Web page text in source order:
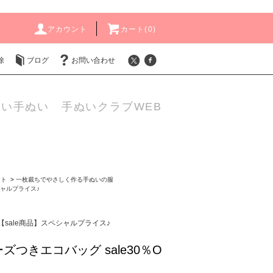
アカウント カート(0)
ブログ お問い合わせ
手ぬい 手ぬいクラブWEB
> 一枚裁ちでやさしく作る手ぬいの服
ルプライス♪
【sale商品】スペシャルプライス♪
ズつきエコバッグ sale30％O